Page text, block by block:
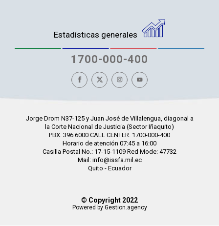
Estadísticas generales
1700-000-400
© Copyright 2022
Powered by Gestion.agency
Jorge Drom N37-125 y Juan José de Villalengua, diagonal a
la Corte Nacional de Justicia (Sector Iñaquito)
PBX: 396 6000 CALL CENTER: 1700-000-400
Horario de atención 07:45 a 16:00
Casilla Postal No.: 17-15-1109 Red Mode: 47732
Mail: info@issfa.mil.ec
Quito - Ecuador